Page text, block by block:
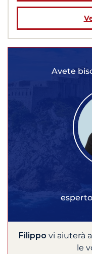
Avete
Filippo vi aiuterà
le